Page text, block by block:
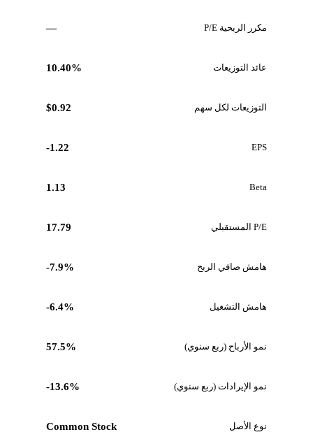
مكرر الربحية P/E —
عائد التوزيعات 10.40%
التوزيعات لكل سهم $0.92
EPS
-1.22
Beta
1.13
P/E المستقبلي 17.79
هامش صافي الربح -7.9%
هامش التشغيل -6.4%
نمو الأرباح (ربع سنوي) 57.5%
نمو الإيرادات (ربع سنوي) -13.6%
نوع الأصل Common Stock